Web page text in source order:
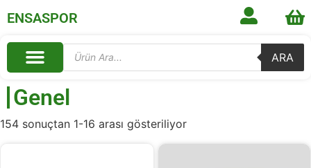
ENSASPOR
ARA
Genel
154 sonuçtan 1-16 arası gösteriliyor